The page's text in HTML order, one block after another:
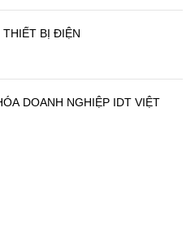
THIẾT BỊ ĐIỆN
DOANH NGHIỆP IDT VIỆT